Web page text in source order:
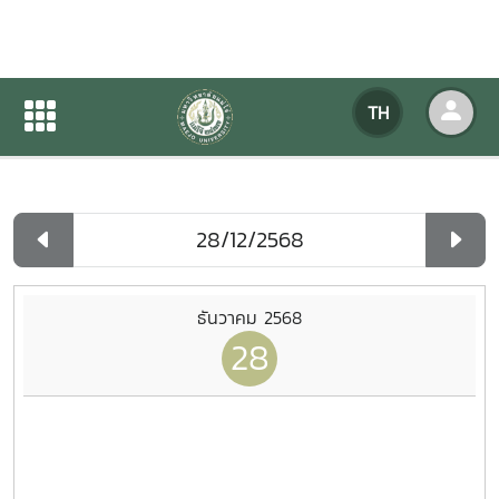
TH
ปฏิทินกิจกรรมของหน่วยงาน
ปฏิทินกิจกรรมของหน่วยงาน
ธันวาคม 2568
28